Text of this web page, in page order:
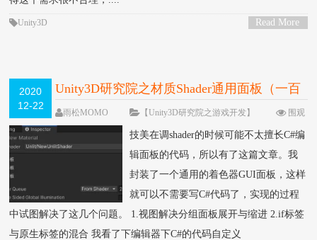
Read More
Unity3D
2020
12-22
Unity3D研究院之材质Shader通用面板（一百
二十一）
雨松MOMO 【Unity3D研究院之游戏开发】
围观
7528次
4 条评论
技美在调shader的时候可能不太擅长C#编
辑面板的代码，所以有了这篇文章。我
封装了一个通用的着色器GUI面板，这样
就可以不需要写C#代码了，实现的过程
中试图解决了这几个问题。 1.视图解决分组面板展开与缩进 2.if标签
与原生标签的混合 我看了下编辑器下C#的代码自定义